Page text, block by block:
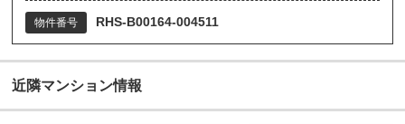
物件番号 RHS-B00164-004511
近隣マンション情報